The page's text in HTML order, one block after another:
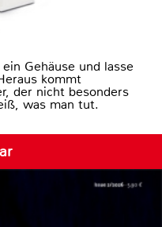
Gehäuse und lasse
kommt
der nicht besonders
was man tut.